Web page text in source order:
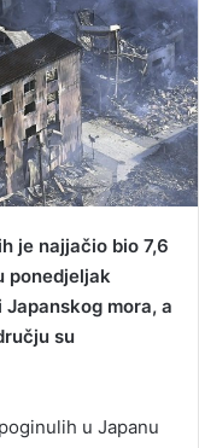
je najjačio bio 7,6
ponedjeljak
mora, a
su
u Japanu